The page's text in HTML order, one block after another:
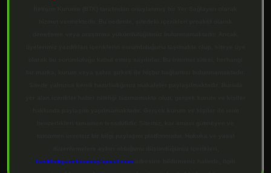
backlinkpanelicomtr@gmail.com